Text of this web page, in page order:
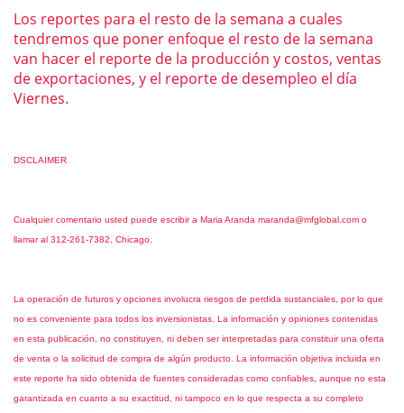
Los reportes para el resto de la semana a cuales
tendremos que poner enfoque el resto de la semana
van hacer el reporte de la producción y costos, ventas
de exportaciones, y el reporte de desempleo el día
Viernes.
DSCLAIMER
Cualquier comentario usted puede escribir a Maria Aranda maranda@mfglobal.com o
llamar al 312-261-7382, Chicago.
La operación de futuros y opciones involucra riesgos de perdida sustanciales, por lo que
no es conveniente para todos los inversionistas. La información y opiniones contenidas
en esta publicación, no constituyen, ni deben ser interpretadas para constituir una oferta
de venta o la solicitud de compra de algún producto. La información objetiva incluida en
este reporte ha sido obtenida de fuentes consideradas como confiables, aunque no esta
garantizada en cuanto a su exactitud, ni tampoco en lo que respecta a su completo